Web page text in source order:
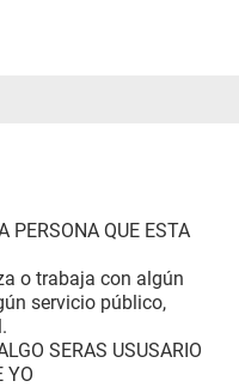
PERSONA QUE ESTA
o trabaja con algún
servicio público,
SERAS USUSARIO
YO